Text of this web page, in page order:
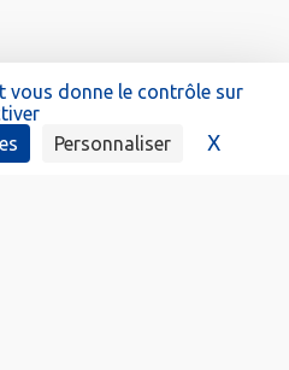
vous donne le contrôle sur
Personnaliser X